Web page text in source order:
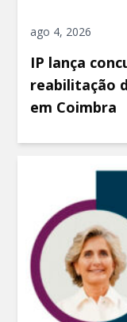
ago 4, 2026
IP lança
reabilitação
em Coimbra